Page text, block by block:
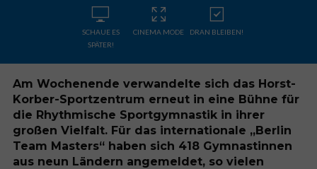
SCHAUE ES
SPÄTER!
CINEMA MODE DRAN BLEIBEN!
Am Wochenende verwandelte sich das Horst-
Korber-Sportzentrum erneut in eine Bühne für
die Rhythmische Sportgymnastik in ihrer
großen Vielfalt. Für das internationale „Berlin
Team Masters“ haben sich 418 Gymnastinnen
aus neun Ländern angemeldet, so vielen